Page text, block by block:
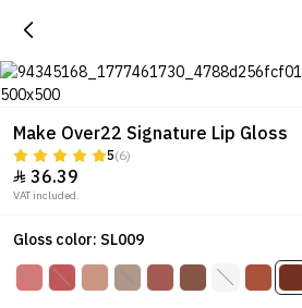
Make Over22 Signature Lip Gloss
5(6)
 36.39
VAT included.
Gloss color: SL009